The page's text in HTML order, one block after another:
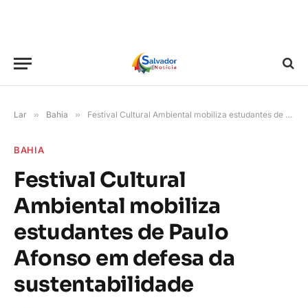
Lar » Bahia » Festival Cultural Ambiental mobiliza estudantes de Paulo Afonso em defesa da sustentabilidade
BAHIA
Festival Cultural
Ambiental mobiliza
estudantes de Paulo
Afonso em defesa da
sustentabilidade